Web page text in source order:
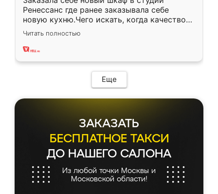
Ренессанс где ранее заказывала себе
новую кухню.Чего искать, когда качеством
вполне довольна. Служит кухня уже почти
два года, нареканий нет.
Читать полностью
Еще
ЗАКАЗАТЬ
БЕСПЛАТНОЕ ТАКСИ
ДО НАШЕГО САЛОНА
Из любой точки Москвы и
Московской области!